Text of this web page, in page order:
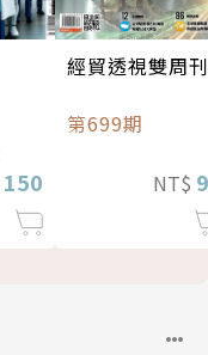
150
經貿透視雙周刊
第699期
NT$